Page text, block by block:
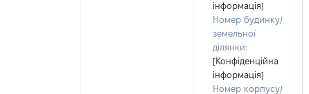
інформація]
Номер будинку/
земельної
ділянки:
[Конфіденційна
інформація]
Номер корпусу/